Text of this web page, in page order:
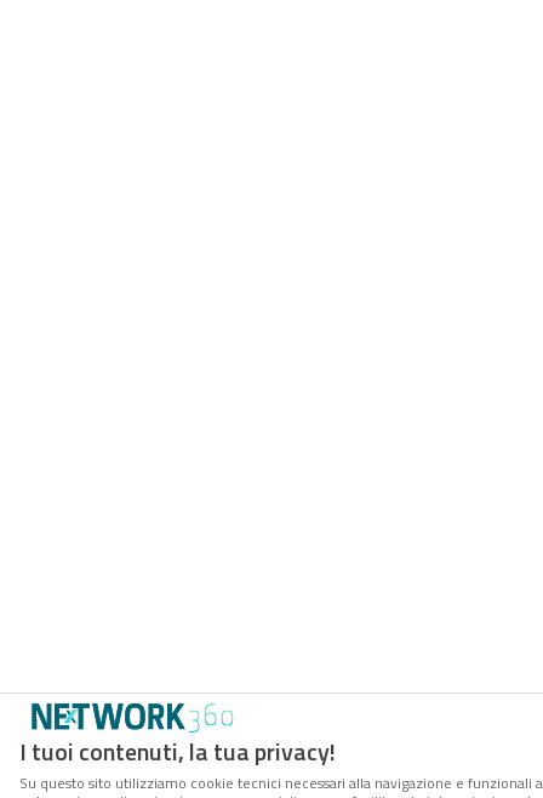
I tuoi contenuti, la tua privacy!
Su questo sito utilizziamo cookie tecnici necessari alla navigazione e